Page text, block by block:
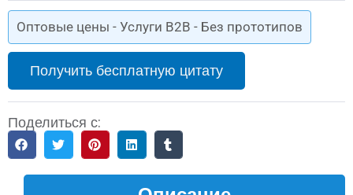
Оптовые цены - Услуги B2B - Без прототипов
Получить бесплатную цитату
Поделиться с: